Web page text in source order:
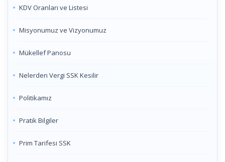
KDV Oranları ve Listesi
Misyonumuz ve Vizyonumuz
Mükellef Panosu
Nelerden Vergi SSK Kesilir
Politikamız
Pratik Bilgiler
Prim Tarifesi SSK